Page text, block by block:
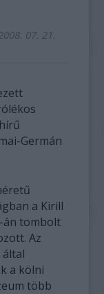
07. 21.
Germán
a Kirill
án tombolt
Az
a kölni
több